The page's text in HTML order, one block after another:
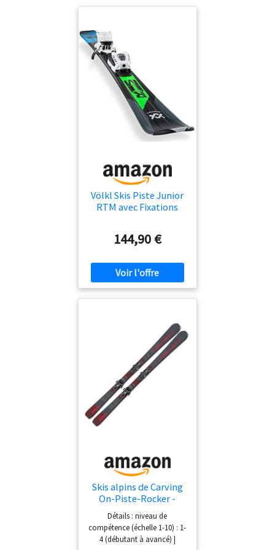
complet | AFS | FRP Fixation :
est similaire à celle des skis de
compétition. Surtout sur les
virages de longueur moyenne,
vous aurez du plaisir avec eux. La
construction sandwich en bois a
été renforcée avec un double
titane d'une largeur de 0,5 mm.
bois massif et insert en titane. Le
Multiradius Superior Ti vous
permet de ressentir chaque
swing du début à la fin et a un
adhérence parfaite sur les pistes
Völkl Skis Piste Junior
RTM avec Fixations
144,90 €
Skis alpins de Carving
On-Piste-Rocker -
Fischer RC Fire SLR -
160 cm - Avec fixation
RS9 SLR Z2,5-9 -
Convient pour les
Détails : niveau de
compétence (échelle 1-10) : 1-
4 (débutant à avancé) |